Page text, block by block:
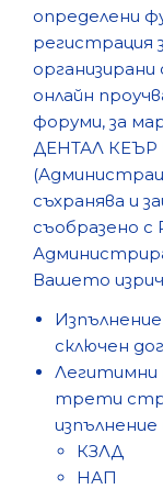
определени
регистрация
онлайн
форуми, за
ДЕНТАЛ КЕЪР
съхранява и
съобразено с
Вашето
сключен
Легитимни
трети
КЗЛД
НАП